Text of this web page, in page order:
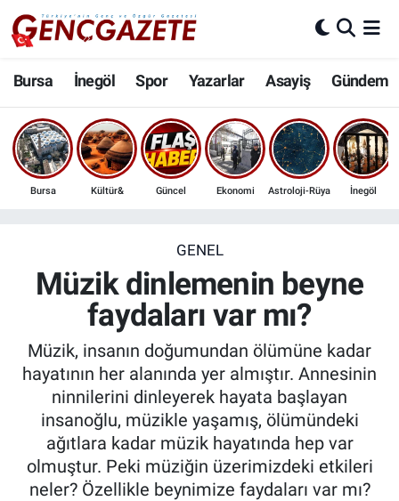
Bursa İnegöl Spor Yazarlar Asayiş Gündem
Bursa Kültür& Güncel Ekonomi Astroloji-Rüya İnegöl
GENEL
Müzik dinlemenin beyne
faydaları var mı?
Müzik, insanın doğumundan ölümüne kadar
hayatının her alanında yer almıştır. Annesinin
ninnilerini dinleyerek hayata başlayan
insanoğlu, müzikle yaşamış, ölümündeki
ağıtlara kadar müzik hayatında hep var
olmuştur. Peki müziğin üzerimizdeki etkileri
neler? Özellikle beynimize faydaları var mı?
Bursa
İnegöl
3.SAYFA
Ekonomi
Güncel
İnanç
Kadın & Aile
Kültür & Sanat
Nöbetçi Eczaneler
Hava Durumu
Trafik Durumu
Son Dakika Haberleri
Haber Arşivi